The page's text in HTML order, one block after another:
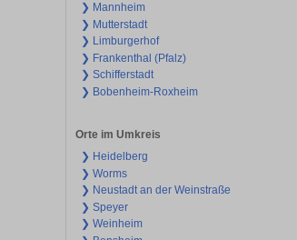
❯ Mannheim
❯ Mutterstadt
❯ Limburgerhof
❯ Frankenthal (Pfalz)
❯ Schifferstadt
❯ Bobenheim-Roxheim
Orte im Umkreis
❯ Heidelberg
❯ Worms
❯ Neustadt an der Weinstraße
❯ Speyer
❯ Weinheim